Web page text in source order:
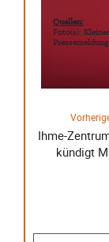
Quellen:
Foto(s):
Ihme-
kündigt